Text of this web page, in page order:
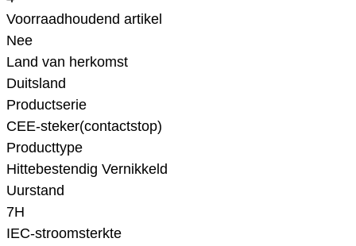
Voorraadhoudend artikel
Nee
Land van herkomst
Duitsland
Productserie
CEE-steker(contactstop)
Producttype
Hittebestendig Vernikkeld
Uurstand
7H
IEC-stroomsterkte